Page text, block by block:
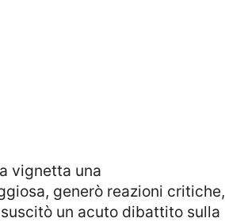
generò reazioni critiche,
un acuto dibattito sulla